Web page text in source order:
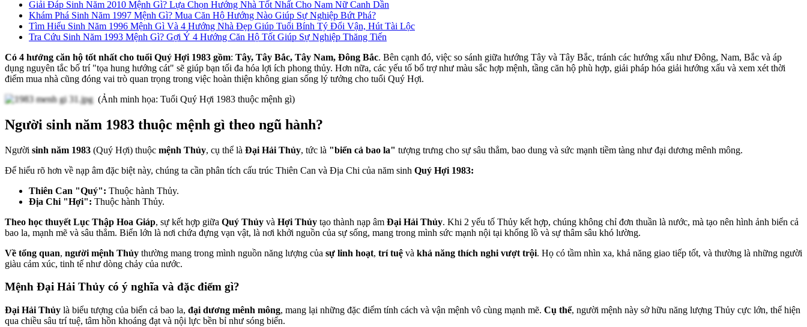
Giải Đáp Sinh Năm 2010 Mệnh Gì? Lựa Chọn Hướng Nhà Tốt Nhất Cho Nam Nữ Canh Dần
Khám Phá Sinh Năm 1997 Mệnh Gì? Mua Căn Hộ Hướng Nào Giúp Sự Nghiệp Bứt Phá?
Tìm Hiểu Sinh Năm 1996 Mệnh Gì Và 4 Hướng Nhà Đẹp Giúp Tuổi Bính Tý Đổi Vận, Hút Tài Lộc
Tra Cứu Sinh Năm 1993 Mệnh Gì? Gợi Ý 4 Hướng Căn Hộ Tốt Giúp Sự Nghiệp Thăng Tiến
Có 4 hướng căn hộ tốt nhất cho tuổi Quý Hợi 1983 gồm: Tây, Tây Bắc, Tây Nam, Đông Bắc. Bên cạnh đó, việc so sánh giữa hướng Tây và Tây Bắc, tránh các hướng xấu như Đông, Nam, Bắc và áp
dụng nguyên tắc bố trí"tọa hung hướng cát" sẽ giúp bạn tối đa hóa lợi ích phong thủy. Hơn nữa, các yếu tố bổ trợnhư màu sắc hợp mệnh, tầng căn hộ phù hợp, giải pháp hóa giải hướng xấu và xem xét thời
điểm mua nhà cũng đóng vai trò quan trọng trong việc hoàn thiện không gian sống lý tưởng cho tuổi Quý Hợi.
(Ảnh minh họa: Tuổi Quý Hợi 1983 thuộc mệnh gì)
Người sinh năm 1983 thuộc mệnh gì theo ngũ hành?
Người sinh năm 1983 (Quý Hợi) thuộc mệnh Thủy, cụ thể là Đại Hải Thủy, tức là "biển cả bao la" tượng trưng cho sự sâu thẳm, bao dung và sức mạnh tiềm tàng như đại dương mênh mông.
Để hiểu rõ hơn về nạp âm đặc biệt này, chúng ta cần phân tích cấu trúc Thiên Can và Địa Chi của năm sinh Quý Hợi 1983:
Thiên Can "Quý": Thuộc hành Thủy.
Địa Chi "Hợi": Thuộc hành Thủy.
Theo học thuyết Lục Thập Hoa Giáp, sự kết hợp giữa Quý Thủy và Hợi Thủy tạo thành nạp âm Đại Hải Thủy. Khi 2 yếu tố Thủy kết hợp, chúng không chỉ đơn thuần là nước, mà tạo nên hình ảnh biển cả
bao la, mạnh mẽ và sâu thẳm. Biển lớn là nơi chứa đựng vạn vật, là nơi khởi nguồn của sự sống, mang trong mình sức mạnh nội tại khổng lồ và sự thâm sâu khó lường.
Về tổng quan, người mệnh Thủy thường mang trong mình nguồn năng lượng của sự linh hoạt, trí tuệ và khả năng thích nghi vượt trội. Họ có tầm nhìn xa, khả năng giao tiếp tốt, và thường là những người
giàu cảm xúc, tinh tế như dòng chảy của nước.
Mệnh Đại Hải Thủy có ý nghĩa và đặc điểm gì?
Đại Hải Thủy là biểu tượng của biển cả bao la, đại dương mênh mông, mang lại những đặc điểm tính cách và vận mệnh vô cùng mạnh mẽ. Cụ thể, người mệnh này sở hữu năng lượng Thủy cực lớn, thể hiện
qua chiều sâu trí tuệ, tâm hồn khoáng đạt và nội lực bền bỉ như sóng biển.